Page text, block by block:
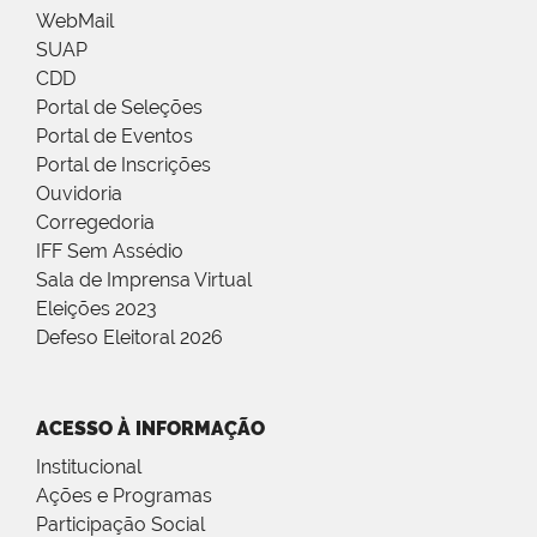
WebMail
SUAP
CDD
Portal de Seleções
Portal de Eventos
Portal de Inscrições
Ouvidoria
Corregedoria
IFF Sem Assédio
Sala de Imprensa Virtual
Eleições 2023
Defeso Eleitoral 2026
ACESSO À INFORMAÇÃO
Institucional
Ações e Programas
Participação Social